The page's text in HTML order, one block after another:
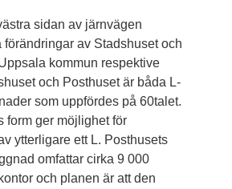
sidan av järnvägen
förändringar av Stadshuset och
kommun respektive
och Post­huset är båda L-
som uppfördes på 60­talet.
form ger möjlighet för
ytterligare ett L. Posthusets
omfattar cirka 9 000
och planen är att den